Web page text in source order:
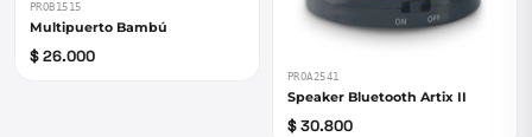
PROB1515
Multipuerto Bambú
$ 26.000
PROA2541
Speaker Bluetooth Artix II
$ 30.800